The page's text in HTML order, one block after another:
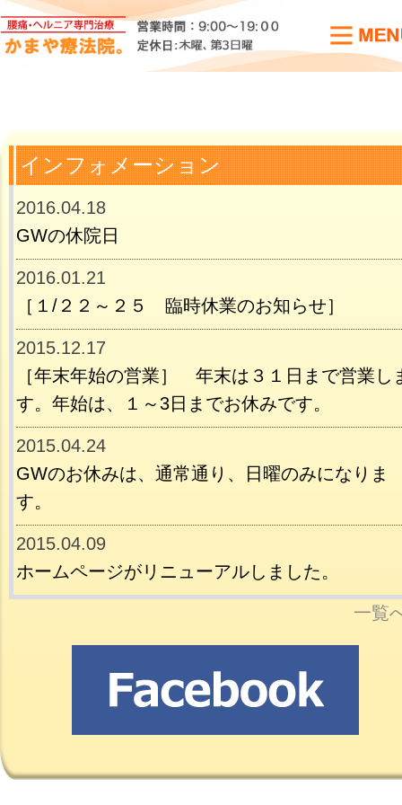
インフォメーション
2016.04.18
GWの休院日
2016.01.21
［１/２２～２５ 臨時休業のお知らせ］
2015.12.17
［年末年始の営業］ 年末は３１日まで営業し
す。年始は、１～3日までお休みです。
2015.04.24
GWのお休みは、通常通り、日曜のみになりま
す。
2015.04.09
ホームページがリニューアルしました。
一覧